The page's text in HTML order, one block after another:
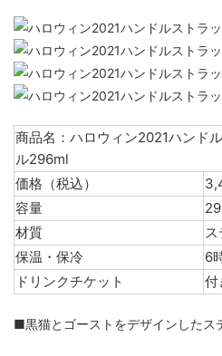
商品名：ハロウィン2021ハンド
ル296ml
価格（税込）
容量
材質
保温・保冷
6
ドリンクチケット
付
■黒猫とゴーストをデザインしたス